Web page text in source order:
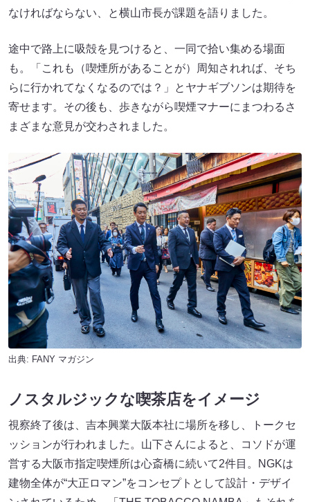
なければならない、と横山市長が課題を語りました。
途中で路上に吸殻を見つけると、一同で拾い集める場面
も。「これも（喫煙所があることが）周知されれば、そち
らに行かれてなくなるのでは？」とヤナギブソンは期待を
寄せます。その後も、歩きながら喫煙マナーにまつわるさ
まざまな意見が交わされました。
出典: FANY マガジン
ノスタ ルジックな喫茶店をイメージ
視察終了後は、吉本興業大阪本社に場所を移し、トークセ
ッションが行われました。山下さんによると、コソドが運
営する大阪市指定喫煙所は心斎橋に続いて2件目。NGKは
建物全体が“大正ロマン”をコンセプトとして設計・デザイ